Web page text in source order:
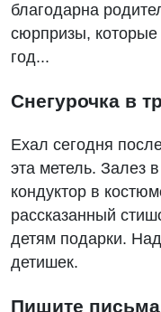
благодарна
сюрпризы,
год...
Снегурочка в
Ехал сегодня
эта метель. Залез
кондуктор в
рассказанный
детям подарки.
детишек.
Пишите